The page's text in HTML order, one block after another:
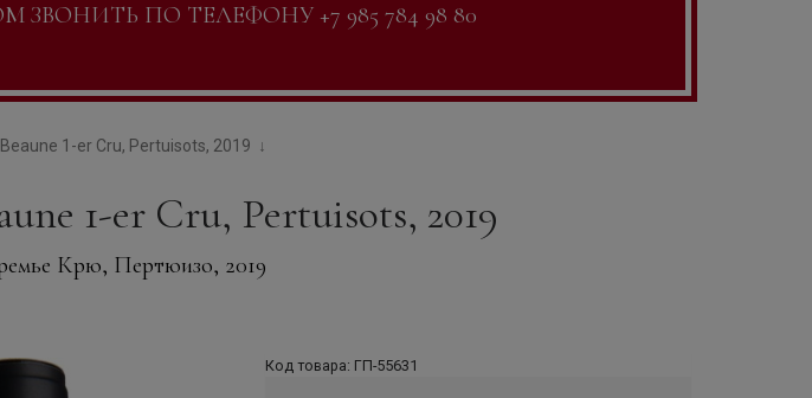
ПО ТЕЛЕФОНУ +7 985 784 98 80
1-er Cru, Pertuisots, 2019
1-er Cru, Pertuisots, 2019
Крю, Пертюизо, 2019
Код товара: ГП-55631